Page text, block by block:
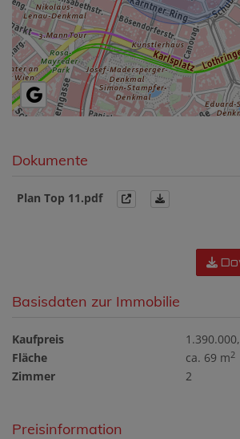
Dokumente
Plan Top 11.pdf
Basisdaten zur Immobilie
Kaufpreis
Fläche
ca. 69 m2
Zimmer 2
Preisinformation